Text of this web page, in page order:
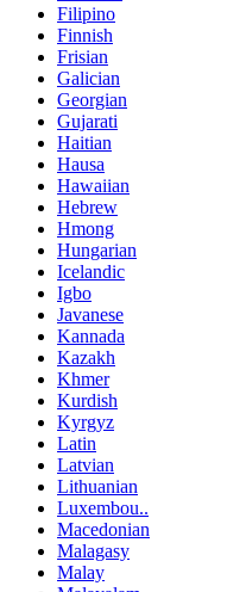
Filipino
Finnish
Frisian
Galician
Georgian
Gujarati
Haitian
Hausa
Hawaiian
Hebrew
Hmong
Hungarian
Icelandic
Igbo
Javanese
Kannada
Kazakh
Khmer
Kurdish
Kyrgyz
Latin
Latvian
Lithuanian
Luxembou..
Macedonian
Malagasy
Malay